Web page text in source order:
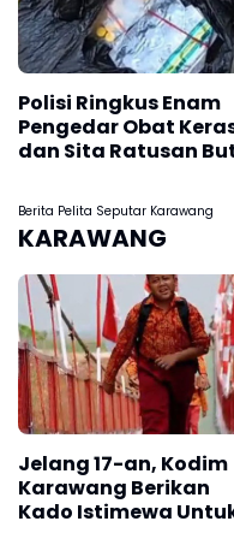
Polisi Ringkus Enam
Pengedar Obat
dan Sita Ratusan
Berita Pelita Seputar Karawang
KARAWANG
Jelang 17-an, Kodim
Karawang Berikan
Kado Istimewa